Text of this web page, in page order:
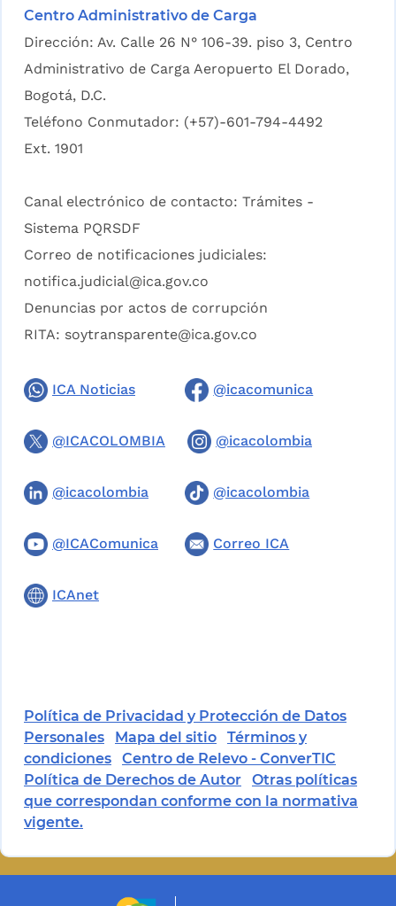
Centro Administrativo de Carga
Dirección: Av. Calle 26 N° 106-39. piso 3, Centro
Administrativo de Carga Aeropuerto El Dorado,
Bogotá, D.C.
Teléfono Conmutador: (+57)-601-794-4492
Ext. 1901
Canal electrónico de contacto: Trámites -
Sistema PQRSDF
Correo de notificaciones judiciales:
notifica.judicial@ica.gov.co
Denuncias por actos de corrupción
RITA: soytransparente@ica.gov.co
ICA Noticias @icacomunica
@ICACOLOMBIA @icacolombia
@icacolombia @icacolombia
@ICAComunica Correo ICA
ICAnet
Política de Privacidad y Protección de Datos
Personales
Mapa del sitio
Términos y
condiciones
Centro de Relevo - ConverTIC
Política de Derechos de Autor
Otras políticas
que correspondan conforme con la normativa
vigente.